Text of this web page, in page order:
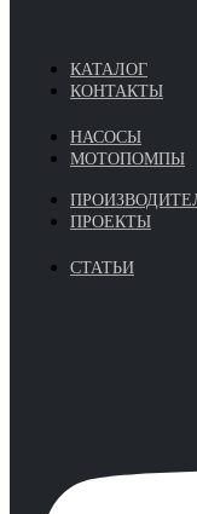
КАТАЛОГ
КОНТАКТЫ
НАСОСЫ
МОТОПОМПЫ
ПРОЕКТЫ
СТАТЬИ